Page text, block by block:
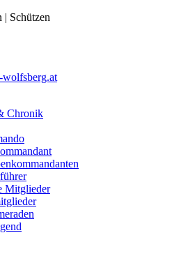
| Schützen
Chronik
Mitglieder